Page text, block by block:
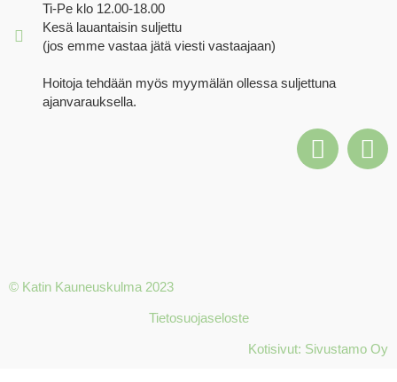
Ti-Pe klo 12.00-18.00
Kesä lauantaisin suljettu
(jos emme vastaa jätä viesti vastaajaan)
Hoitoja tehdään myös myymälän ollessa suljettuna
ajanvarauksella.
© Katin Kauneuskulma 2023
Tietosuojaseloste
Kotisivut: Sivustamo Oy